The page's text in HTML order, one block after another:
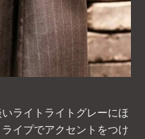
ライトライトグレーにほ
イプでアクセントをつけ